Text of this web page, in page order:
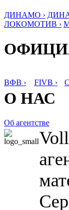
ДИНАМО ›
ЛОКОМОТИВ ›
ВФВ › FIVB ›
О НАС
Об агентстве